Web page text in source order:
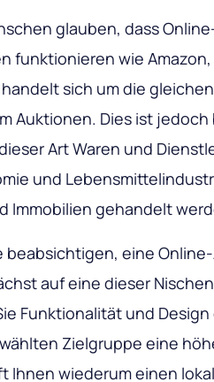
glauben, dass
funktionieren wie
sich um die gleichen
Auktionen. Dies ist
Art Waren und
und
Immobilien gehandelt
beabsichtigen, eine
auf eine dieser
Funktionalität und
Zielgruppe eine
Ihnen wiederum einen